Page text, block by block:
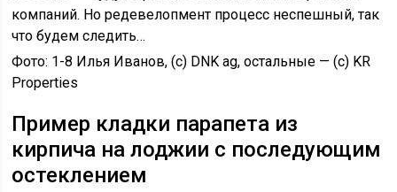
компаний. Но редевелопмент процесс неспешный, так
что будем следить…
Фото: 1-8 Илья Иванов, (с) DNK ag, остальные — (с) KR
Properties
Пример кладки парапета из
кирпича на лоджии с последующим
остеклением